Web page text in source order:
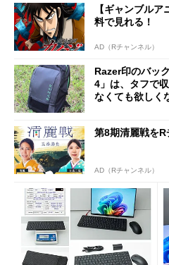
【ギャンブル
料で見れる！
AD（Rチャンネル）
Razer印のバッ
4」は、タフで
なくても欲しく
第8期清麗戦をR
AD（Rチャンネル）